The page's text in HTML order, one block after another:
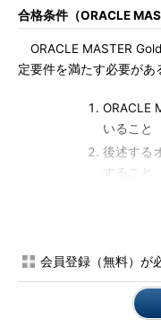
合格条件（ORACLE
ORACLE MASTER
定要件を満たす必要があ
ORACLE
いること
後述する
すること
11g Gold資格認定のた
の中から1つ受講する必
会員登録（無料）が